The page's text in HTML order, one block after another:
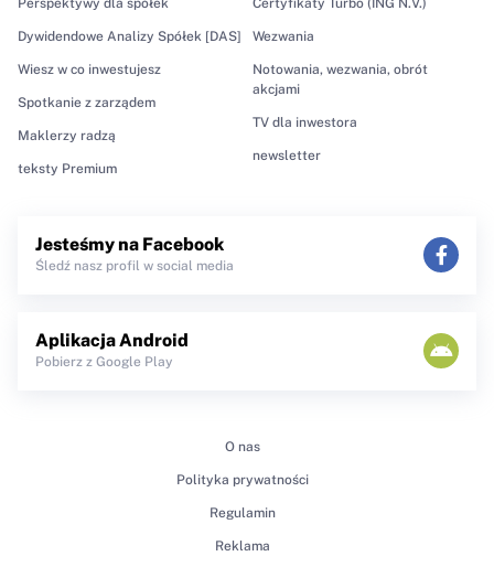
Dywidendowe Analizy Spółek [DAS]
Wiesz w co inwestujesz
Spotkanie z zarządem
Maklerzy radzą
teksty Premium
Wezwania
Notowania, wezwania, obrót
akcjami
TV dla inwestora
newsletter
Jesteśmy na Facebook
Śledź nasz profil w social media
Aplikacja Android
Pobierz z Google Play
O nas
Polityka prywatności
Regulamin
Reklama